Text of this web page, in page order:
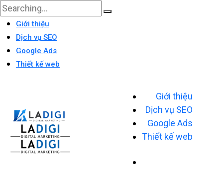
Giới thiệu
Dịch vụ SEO
Google Ads
Thiết kế web
Giới thiệu
Dịch vụ SEO
Google Ads
Thiết kế web